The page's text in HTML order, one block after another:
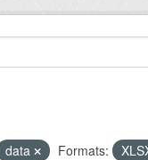
data Formats: